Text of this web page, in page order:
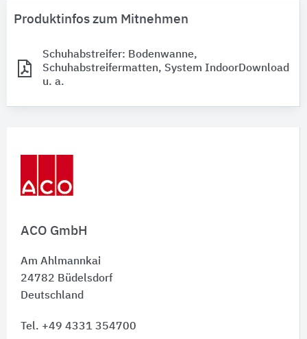
ACO GmbH
Am Ahlmannkai
24782 Büdelsdorf
Deutschland
Tel. +49 4331 354700
Produktinfos zum Mitnehmen
Schuhabstreifer: Bodenwanne,
Schuhabstreifermatten, System Indoor
u. a.
Download